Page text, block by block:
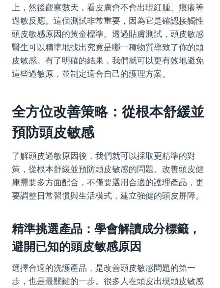
上，然後觀察數天，看皮膚會不會出現紅腫、痕癢等
過敏反應。這個測試非常重要，因為它是確認接觸性
頭皮敏感原因的黃金標準。透過貼膚測試，頭皮敏感
醫生可以精準地找出究竟是哪一種物質導致了你的頭
皮敏感。有了明確的結果，我們就可以更有效地避免
這些過敏原，並制定適合自己的護理方案。
全方位改善策略：從根本舒緩並
預防頭皮敏感
了解頭皮過敏原因後，我們就可以採取更精準的對
策，從根本舒緩並預防頭皮敏感的問題。改善頭皮健
康需要多方面配合，不僅要選用合適的護理產品，更
要調整日常習慣與生活模式，建立強健的頭皮屏障。
精準挑選產品：學會解讀成分標籤，
避開已知的頭皮敏感原因
選擇合適的洗護產品，是改善頭皮敏感問題的第一
步，也是最關鍵的一步。很多人在頭皮出現頭皮敏感